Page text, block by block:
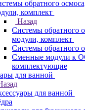
обратного
комплект
Назад
Системы обратного
модули, комплект
Системы обратного
Сменные модули к
комплектующие
для ванной
для ванной